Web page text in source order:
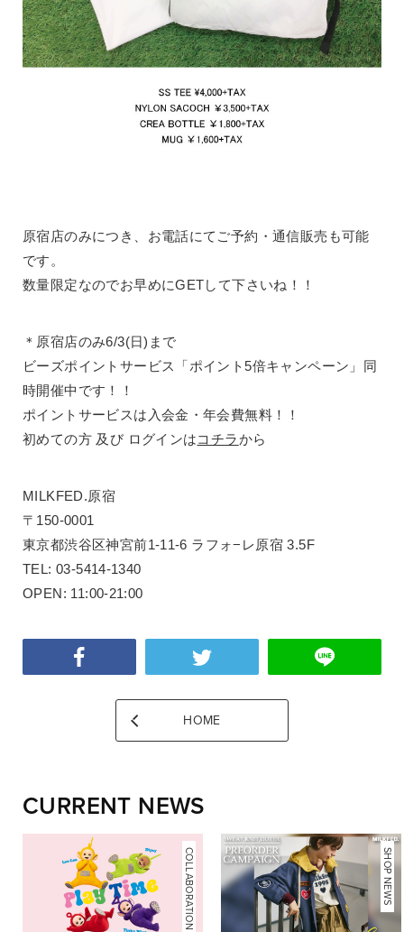
原宿店のみにつき、お電話にてご予約・通信販売も可能
です。
数量限定なのでお早めにGETして下さいね！！
＊原宿店のみ6/3(日)まで
ビーズポイントサービス「ポイント5倍キャンペーン」同
時開催中です！！
ポイントサービスは入会金・年会費無料！！
初めての方 及び ログインはコチラから
MILKFED.原宿
〒150-0001
東京都渋谷区神宮前1-11-6 ラフォ−レ原宿 3.5F
TEL: 03-5414-1340
OPEN: 11:00-21:00
HOME
CURRENT NEWS
COLLABORATION NEWS
SHOP NEWS